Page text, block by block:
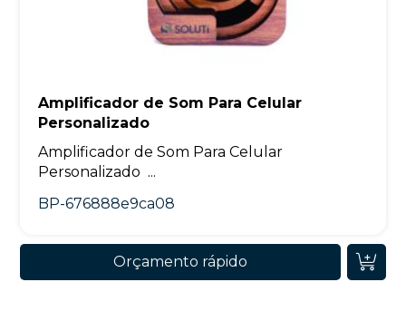
Amplificador de Som Para Celular
Personalizado
Amplificador de Som Para Celular
Personalizado ...
BP-676888e9ca08
Orçamento rápido